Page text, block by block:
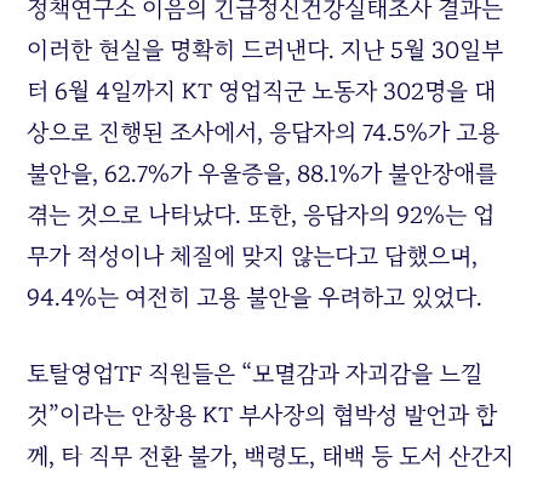
정책연구소 이음의 긴급정신건강실태조사 결과는
이러한 현실을 명확히 드러낸다. 지난 5월 30일부
터 6월 4일까지 KT 영업직군 노동자 302명을 대
상으로 진행된 조사에서, 응답자의 74.5%가 고용
불안을, 62.7%가 우울증을, 88.1%가 불안장애를
겪는 것으로 나타났다. 또한, 응답자의 92%는 업
무가 적성이나 체질에 맞지 않는다고 답했으며,
94.4%는 여전히 고용 불안을 우려하고 있었다.
토탈영업TF 직원들은 “모멸감과 자괴감을 느낄
것”이라는 안창용 KT 부사장의 협박성 발언과 함
께, 타 직무 전환 불가, 백령도, 태백 등 도서 산간지